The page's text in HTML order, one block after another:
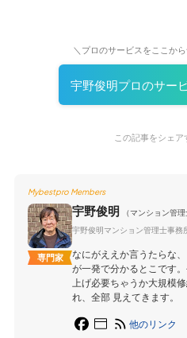
＼プロのサービスをここか
宇野俊明プロのサー
この記事をシェア
Mybestpro Members
専門家
宇野俊明
（マンション管理
宇野俊明マンション管理士事務
なにがええか言うたらな
が一発で分かるとこです
上げ必要ちゃうか大規模
れ、全部 見えてきます。
他のリンク